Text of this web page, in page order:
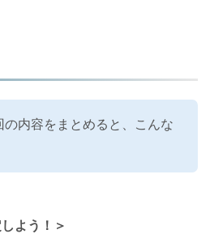
の内容をまとめると、こんな
よう！＞